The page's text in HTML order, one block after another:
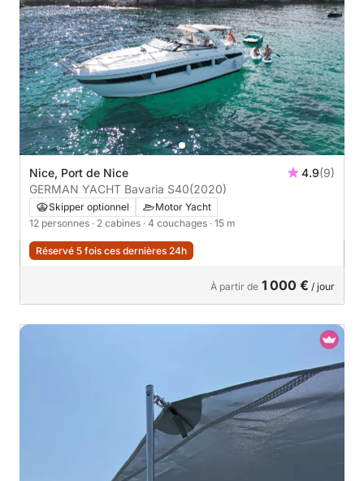
Nice, Port de Nice 4.9(9)
GERMAN YACHT Bavaria S40(2020)
Skipper optionnel
Motor Yacht
12 personnes · 2 cabines · 4 couchages · 15 m
Réservé 5 fois ces dernières 24h
À partir de 1 000 € / jour